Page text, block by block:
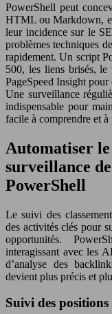
PowerShell peut
HTML ou Markdown,
leur incidence sur le
problèmes techniques
rapidement. Un script
500, les liens brisés, le
PageSpeed Insight
Une surveillance
indispensable pour
facile à comprendre et à
Automatiser le
surveillance
PowerShell
Le suivi des
des activités clés pour
opportunités.
interagissant avec les
d’analyse des
devient plus précis et
Suivi des positions